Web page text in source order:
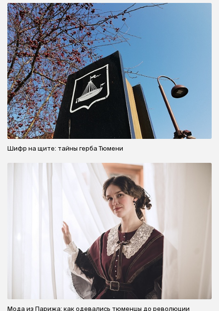
Шифр на щите: тайны герба Тюмени
Мода из Парижа: как одевались тюменцы до революции